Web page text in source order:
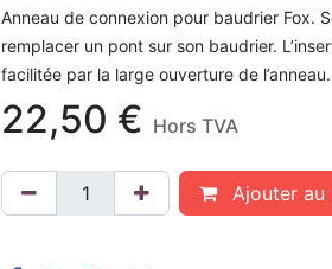
Anneau de connexion pour baudrier Fox.
remplacer un pont sur son baudrier.
facilitée par la large ouverture de l’anneau.
22,50 € Hors TVA
Ajouter au